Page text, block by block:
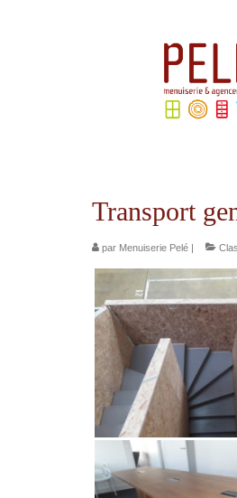
Transport
par Menuiserie Pelé |